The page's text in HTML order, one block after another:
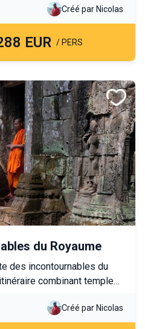
avec les communautés
et culinaires, et savourez
au cœur de la nature
Créé par Nicolas
EUR / PERS
du Royaume
des incontournables du
combinant temples,
une première approche du
et rencontres. Vous
Créé par Nicolas